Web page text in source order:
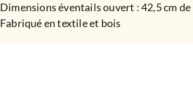
Dimensions éventails ouvert : 42,5 cm de
Fabriqué en textile et bois